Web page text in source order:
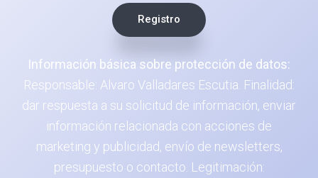
Información básica sobre protección de datos:
Responsable: Alvaro Valladares Escutia. Finalidad:
dar respuesta a su solicitud de información, enviar
información relacionada con acciones de
marketing y publicidad, envío de newsletters,
presupuesto o contacto. Legitimación: